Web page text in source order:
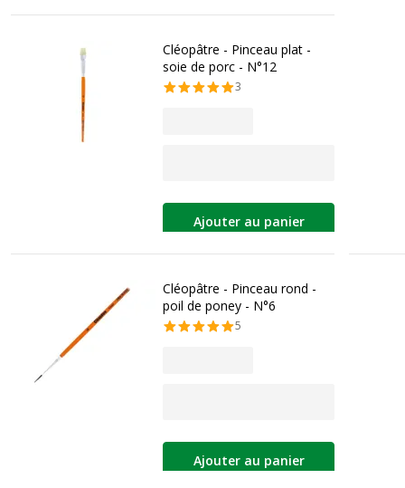
Cléopâtre - Pinceau plat -
soie de porc - N°12
3
Ajouter au panier
Cléopâtre - Pinceau rond -
poil de poney - N°6
5
Ajouter au panier